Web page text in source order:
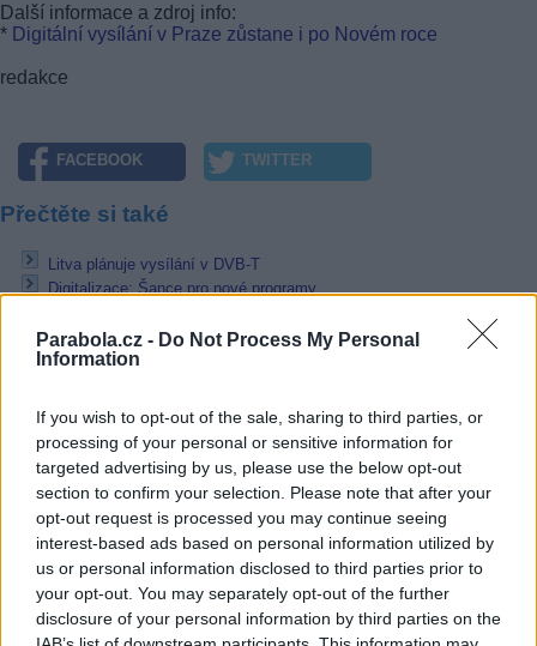
Parabola.cz - Do Not Process My Personal
Information
If you wish to opt-out of the sale, sharing to third parties, or
processing of your personal or sensitive information for
targeted advertising by us, please use the below opt-out
section to confirm your selection. Please note that after your
opt-out request is processed you may continue seeing
interest-based ads based on personal information utilized by
us or personal information disclosed to third parties prior to
your opt-out. You may separately opt-out of the further
disclosure of your personal information by third parties on the
Další informace a zdroj info:
* Digitální vysílání v Praze zůstane i po Novém roce
redakce
FACEBOOK TWITTER
Přečtěte si také
Litva plánuje vysílání v DVB-T
Digitalizace: Šance pro nové programy
Reklama
Pracovní nabídky
07.08.2026 -
Bosch Powertrain s.r.o. Jihlava • linkový střídač • mzda
48.400 Kč • příspěvek na ubytování (Jihlava, okres Jihlava)
07.08.2026 -Bosch Powertrain s.r.o. Jihlava • obsluha CNC strojů •
48.400 Kč • náborový bonus 50.000 Kč • příspěvek na ubytování
okres Jihlava)
Specialista pro elektronická zařízení údržby (m/ž) (tř.
Klementa 869, Mladá Boleslav II)
06.08.2026 - Bosch Powertrain s.r.o. Jihlava • CNC operátor• mzda
Kč • náborový bonus 50.000 Kč • příspěvek na ubytování (Jihlava,
Jihlava)